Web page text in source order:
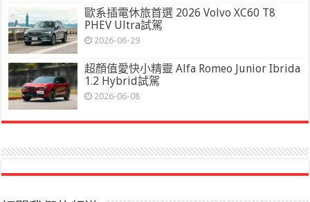
歐系插電休旅首選 2026 Volvo XC60 T8
PHEV Ultra試駕
2026-06-29
超顏值愛快小精靈 Alfa Romeo Junior Ibrida
1.2 Hybrid試駕
2026-06-08